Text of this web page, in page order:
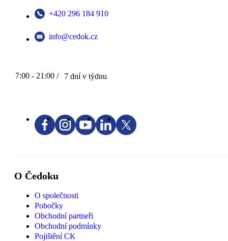
+420 296 184 910
info@cedok.cz
7:00 - 21:00 / 7 dní v týdnu
O Čedoku
O společnosti
Pobočky
Obchodní partneři
Obchodní podmínky
Pojištění CK